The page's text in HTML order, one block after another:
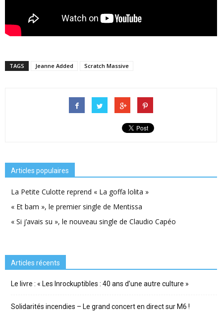
TAGS Jeanne Added Scratch Massive
Articles populaires
La Petite Culotte reprend « La goffa lolita »
« Et bam », le premier single de Mentissa
« Si j’avais su », le nouveau single de Claudio Capéo
Articles récents
Le livre : « Les Inrockuptibles : 40 ans d’une autre culture »
Solidarités incendies – Le grand concert en direct sur M6 !